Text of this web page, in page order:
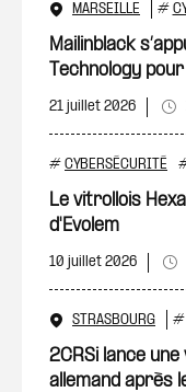
MARSEILLE #
Mailinblack
Technology
21 juillet 2026
# CYBERSÉCURITÉ
Le vitrollois
d'Evolem
10 juillet 2026
STRASBOURG #
2CRSi lance
allemand après